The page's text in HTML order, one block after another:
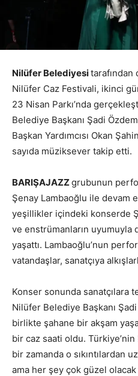
Nilüfer Belediyesitarafından
Nilüfer Caz Festivali, ikinci
23 Nisan Parkı’nda
Belediye Başkanı Şadi
Başkan Yardımcısı Okan
sayıda müziksever takip etti.
BARIŞAJAZZgrubunun
Şenay Lambaoğlu ile devam
yeşillikler içindeki konserde
ve enstrümanların
yaşattı. Lambaoğlu’nun
vatandaşlar, sanatçıya
Konser sonunda sanatçılara
Nilüfer Belediye Başkanı
birlikte şahane bir akşam
bir caz saati oldu.
bir zamanda o sıkıntılardan
ama her şey çok güzel